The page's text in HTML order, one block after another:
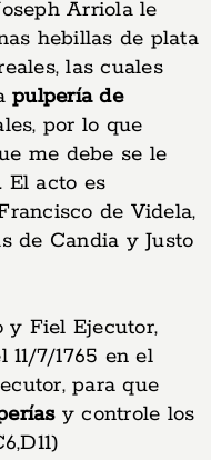
Arriola le
hebillas de plata
las cuales
pulpería de
por lo que
me debe se le
El acto es
de Videla,
de Candia y Justo
y Fiel Ejecutor,
7/1765 en el
para que
y controle los